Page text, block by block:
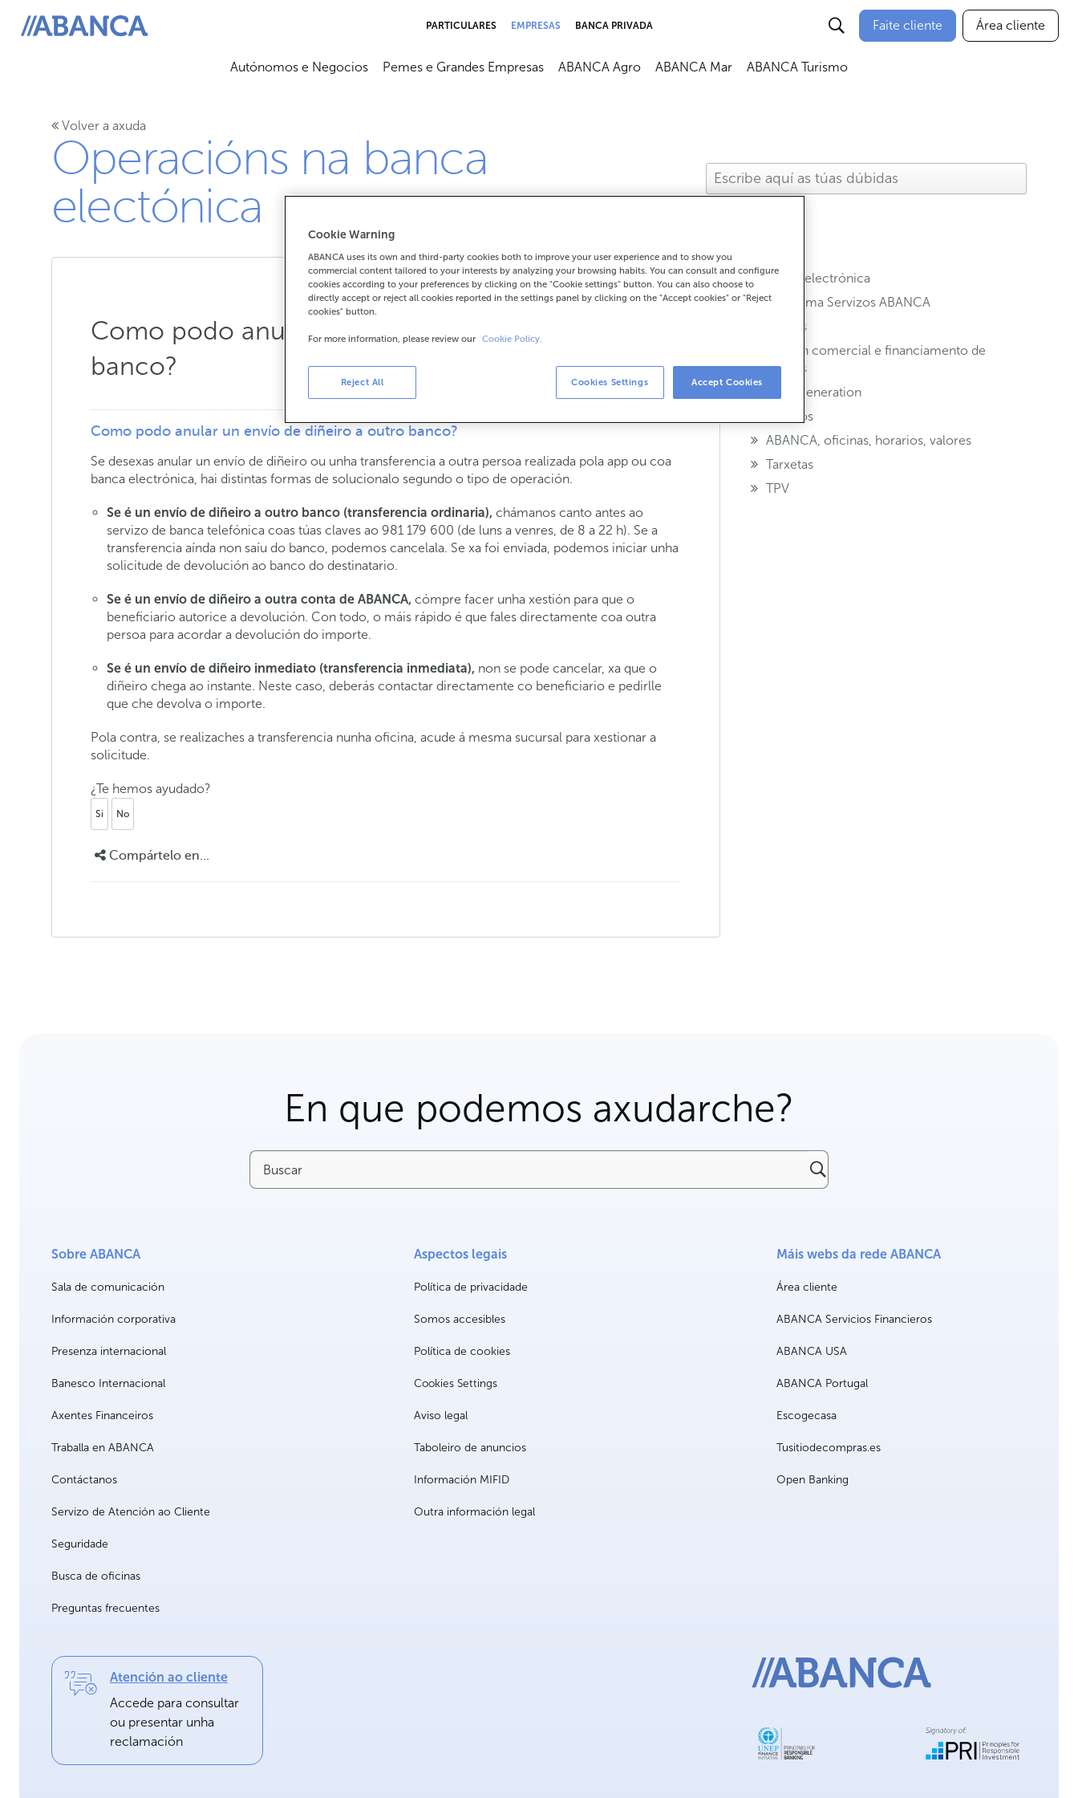
ABANCA
PARTICULARES EMPRESAS BANCA PRIVADA Faite cliente Área cliente
Autónomos e Negocios Pemes e Grandes Empresas ABANCA Agro ABANCA Mar ABANCA Turismo
Volver a axuda
Operacións na banca
electónica
Como podo anular un envío de diñeiro a outro
banco?
Como podo anular un envío de diñeiro a outro banco?
Se desexas anular un envío de diñeiro ou unha transferencia a outra persoa realizada pola app ou coa
banca electrónica, hai distintas formas de solucionalo segundo o tipo de operación.
Se é un envío de diñeiro a outro banco (transferencia ordinaria), chámanos canto antes ao
servizo de banca telefónica coas túas claves ao 981 179 600 (de luns a venres, de 8 a 22 h). Se a
transferencia aínda non saíu do banco, podemos cancelala. Se xa foi enviada, podemos iniciar unha
solicitude de devolución ao banco do destinatario.
Se é un envío de diñeiro a outra conta de ABANCA, cómpre facer unha xestión para que o
beneficiario autorice a devolución. Con todo, o máis rápido é que fales directamente coa outra
persoa para acordar a devolución do importe.
Se é un envío de diñeiro inmediato (transferencia inmediata), non se pode cancelar, xa que o
diñeiro chega ao instante. Neste caso, deberás contactar directamente co beneficiario e pedirlle
que che devolva o importe.
Pola contra, se realizaches a transferencia nunha oficina, acude á mesma sucursal para xestionar a
solicitude.
¿Te hemos ayudado?
Si No
Compártelo en...
Banca electrónica
Programa Servizos ABANCA
Contas
Xestión comercial e financiamento de
vendas
Next Generation
Seguros
ABANCA, oficinas, horarios, valores
Tarxetas
TPV
En que podemos axudarche?
Buscar
Sobre ABANCA
Sala de comunicación
Información corporativa
Presenza internacional
Banesco Internacional
Axentes Financeiros
Traballa en ABANCA
Contáctanos
Servizo de Atención ao Cliente
Seguridade
Busca de oficinas
Preguntas frecuentes
Aspectos legais
Política de privacidade
Somos accesibles
Política de cookies
Cookies Settings
Aviso legal
Taboleiro de anuncios
Información MIFID
Outra información legal
Máis webs da rede ABANCA
Área cliente
ABANCA Servicios Financieros
ABANCA USA
ABANCA Portugal
Escogecasa
Tusitiodecompras.es
Open Banking
Atención ao cliente
Accede para consultar
ou presentar unha
reclamación
Cookie Warning
ABANCA uses its own and third-party cookies both to improve your user experience and to show you
commercial content tailored to your interests by analyzing your browsing habits. You can consult and configure
cookies according to your preferences by clicking on the "Cookie settings" button. You can also choose to
directly accept or reject all cookies reported in the settings panel by clicking on the "Accept cookies" or "Reject
cookies" button.
For more information, please review our Cookie Policy.
Reject All Cookies Settings Accept Cookies